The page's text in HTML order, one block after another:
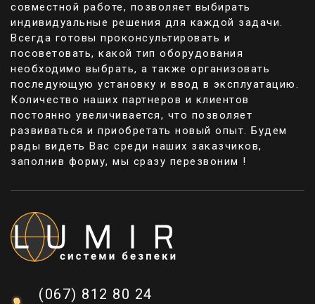
Панель вызова – с ее помощью
посетитель сообщает о своем приходе.
Многоквартирные варианты в основном
оснащены контроллерами контактных
ключей и производятся в антивандальных
вариантах корпуса. Многие являются
соединением домофона и кодового замка.
Устройства программирую на секретную
комбинацию, и тогда открыть дверь
возможно и бесконтактного ключа, зная
дома осуществляется по аналогии с
Абонентское устройство находится в
помещении. На него поступает сигнал от
панели вызова. В основном имеет вид
Электрический замок может быть двух
совместной работе, позволяет выбирать
индивидуальные решения для каждой задачи.
Всегда готовы проконсультировать и
посоветовать, какой тип оборудования
необходимо выбрать, а также организовать
последующую установку и ввод в эксплуатацию.
Количество наших партнеров и клиентов
постоянно увеличивается, что позволяет
развиваться и приобретать новый опыт. Будем
рады видеть Вас среди наших заказчиков,
заполнив форму, мы сразу перезвоним !
(067) 812 80 24